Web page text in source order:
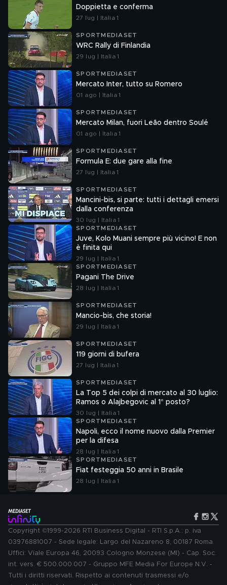
Doppietta e conferma
27 lug | Italia 1
SPORTMEDIASET
WRC Rally di Finlandia
29 lug | Italia 1
SPORTMEDIASET
Mercato Inter, tutto su Romero
01 ago | Italia 1
SPORTMEDIASET
Mercato Milan, fuori Leão dentro Soulé
01 ago | Italia 1
SPORTMEDIASET
Formula E: due gare alla fine
27 lug | Italia 1
SPORTMEDIASET
Mancini-bis, si parte: tutti i dettagli emersi
dalla conferenza
30 lug | Italia 1
SPORTMEDIASET
Juve, Kolo Muani sempre più vicino! E non
è finita qui
29 lug | Italia 1
SPORTMEDIASET
Pagani The Drive
28 lug | Italia 1
SPORTMEDIASET
Mancio-bis, che storia!
29 lug | Italia 1
SPORTMEDIASET
119 giorni di bufera
27 lug | Italia 1
SPORTMEDIASET
La Top 5 dei colpi di mercato al 30 luglio:
Ramos o Alajbegovic al 1° posto?
30 lug | Italia 1
SPORTMEDIASET
Napoli, ecco il nome nuovo dalla Premier
per la difesa
28 lug | Italia 1
SPORTMEDIASET
Fiat festeggia 50 anni in Brasile
28 lug | Italia 1
Copyright ©1999-2026 RTI Business Digital - RTI S.p.A.: p. iva
03976881007 - Sede legale: Largo del Nazareno 8, 00187 Roma.
Uffici: Viale Europa 46, 20093 Cologno Monzese (MI) - Cap. Soc.
int. vers. € 500.000.007 - Gruppo MFE Media For Europe N.V. -
Tutti i diritti riservati. Rispetto ai contenuti trasmessi e/o